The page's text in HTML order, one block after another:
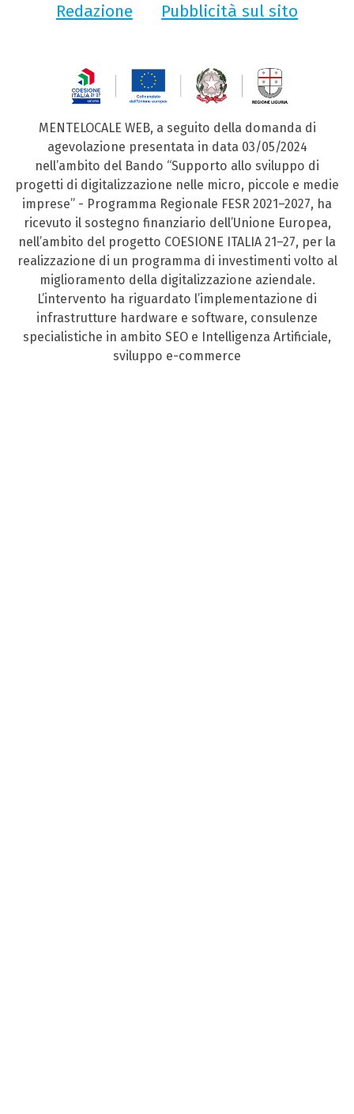
Redazione
Pubblicità sul sito
MENTELOCALE WEB, a seguito della domanda di
agevolazione presentata in data 03/05/2024
nell’ambito del Bando “Supporto allo sviluppo di
progetti di digitalizzazione nelle micro, piccole e medie
imprese” - Programma Regionale FESR 2021–2027, ha
ricevuto il sostegno finanziario dell’Unione Europea,
nell’ambito del progetto COESIONE ITALIA 21–27, per la
realizzazione di un programma di investimenti volto al
miglioramento della digitalizzazione aziendale.
L’intervento ha riguardato l’implementazione di
infrastrutture hardware e software, consulenze
specialistiche in ambito SEO e Intelligenza Artificiale,
sviluppo e-commerce